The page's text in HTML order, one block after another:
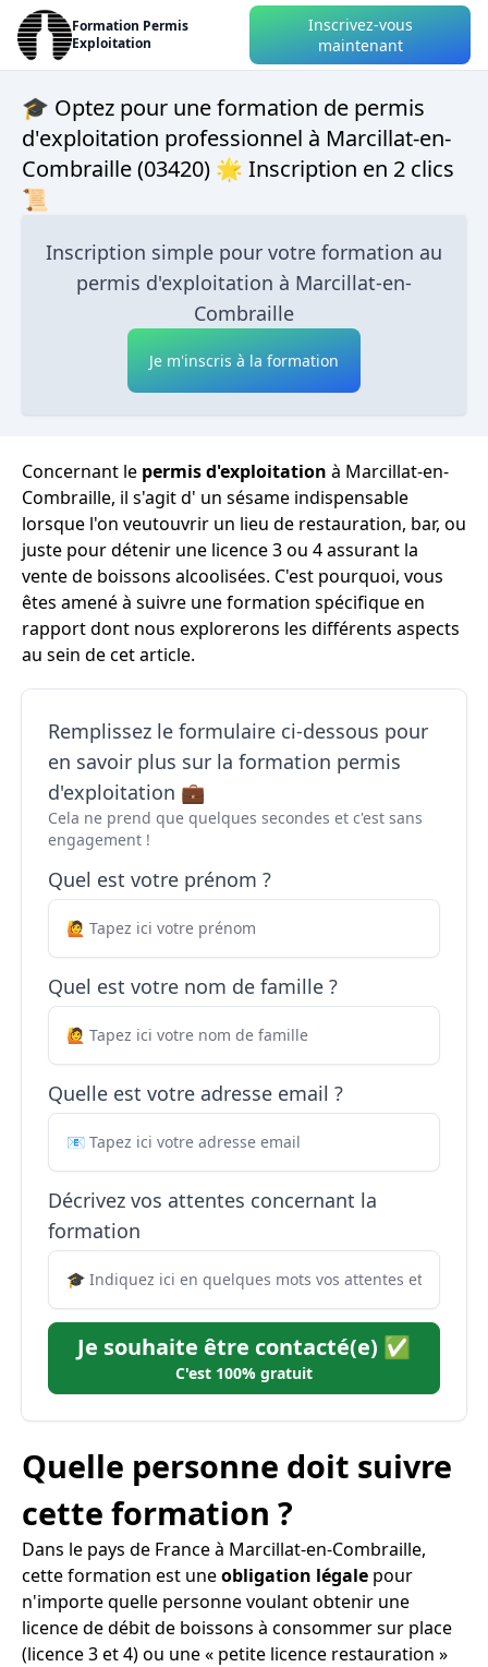
Formation Permis
Exploitation
Inscrivez-vous
maintenant
🎓 Optez pour une formation de permis
d'exploitation professionnel à Marcillat-en-
Combraille (03420) 🌟 Inscription en 2 clics
📜
Inscription simple pour votre formation au
permis d'exploitation à Marcillat-en-
Combraille
Je m'inscris à la formation
Concernant le permis d'exploitation à Marcillat-en-
Combraille, il s'agit d' un sésame indispensable
lorsque l'on veutouvrir un lieu de restauration, bar, ou
juste pour détenir une licence 3 ou 4 assurant la
vente de boissons alcoolisées. C'est pourquoi, vous
êtes amené à suivre une formation spécifique en
rapport dont nous explorerons les différents aspects
au sein de cet article.
Remplissez le formulaire ci-dessous pour
en savoir plus sur la formation permis
d'exploitation 💼
Cela ne prend que quelques secondes et c'est sans
engagement !
Quel est votre prénom ?
Quel est votre nom de famille ?
Quelle est votre adresse email ?
Décrivez vos attentes concernant la
formation
Je souhaite être contacté(e) ✅
C'est 100% gratuit
Quelle personne doit suivre
cette formation ?
Dans le pays de France à Marcillat-en-Combraille,
cette formation est uneobligation légale pour
n'importe quelle personne voulant obtenir une
licence de débit de boissons à consommer sur place
(licence 3 et 4) ou une « petite licence restauration »